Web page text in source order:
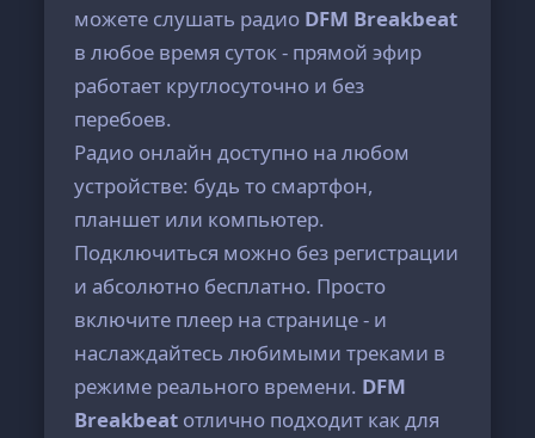
можете слушать радио DFM Breakbeat
в любое время суток - прямой эфир
работает круглосуточно и без
перебоев.
Радио онлайн доступно на любом
устройстве: будь то смартфон,
планшет или компьютер.
Подключиться можно без регистрации
и абсолютно бесплатно. Просто
включите плеер на странице - и
наслаждайтесь любимыми треками в
режиме реального времени. DFM
Breakbeat отлично подходит как для